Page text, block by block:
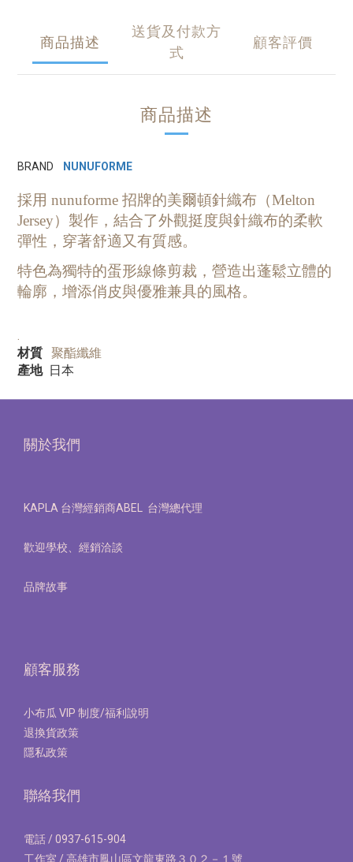
商品描述
送貨及付款方
式
顧客評價
商品描述
BRAND NUNUFORME
採用 nunuforme 招牌的美爾頓針織布（Melton
Jersey）製作，結合了外觀挺度與針織布的柔軟
彈性，穿著舒適又有質感。
特色為獨特的蛋形線條剪裁，營造出蓬鬆立體的
輪廓，增添俏皮與優雅兼具的風格。
.
材質 聚酯纖維
產地日本
關於我們
KAPLA 台灣經銷商ABEL 台灣總代理
歡迎學校、經銷洽談
品牌故事
顧客服務
小布瓜 VIP 制度/福利說明
退換貨政策
隱私政策
聯絡我們
電話 / 0937-615-904
工作室 / 高雄市鳳山區文龍東路３０２－１號